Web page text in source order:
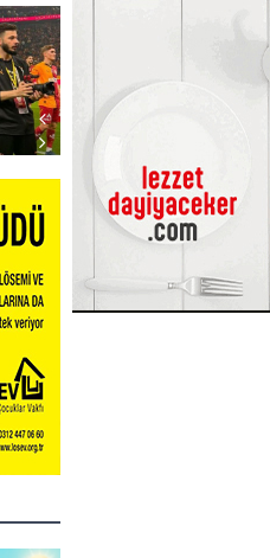
Uçar'a ziyaret